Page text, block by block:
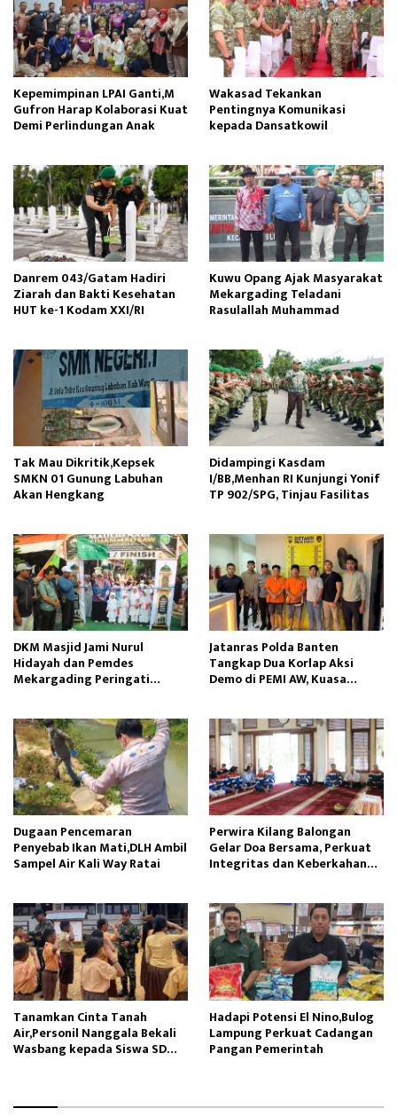
Kepemimpinan LPAI Ganti,M
Gufron Harap Kolaborasi Kuat
Demi Perlindungan Anak
Wakasad Tekankan
Pentingnya Komunikasi
kepada Dansatkowil
Danrem 043/Gatam Hadiri
Ziarah dan Bakti Kesehatan
HUT ke-1 Kodam XXI/RI
Kuwu Opang Ajak Masyarakat
Mekargading Teladani
Rasulallah Muhammad
Tak Mau Dikritik,Kepsek
SMKN 01 Gunung Labuhan
Akan Hengkang
Didampingi Kasdam
I/BB,Menhan RI Kunjungi Yonif
TP 902/SPG, Tinjau Fasilitas
DKM Masjid Jami Nurul
Hidayah dan Pemdes
Mekargading Peringati
Jatanras Polda Banten
Tangkap Dua Korlap Aksi
Demo di PEMI AW, Kuasa
Dugaan Pencemaran
Penyebab Ikan Mati,DLH Ambil
Sampel Air Kali Way Ratai
Perwira Kilang Balongan
Gelar Doa Bersama, Perkuat
Integritas dan Keberkahan
Tanamkan Cinta Tanah
Air,Personil Nanggala Bekali
Wasbang kepada Siswa SD
Hadapi Potensi El Nino,Bulog
Lampung Perkuat Cadangan
Pangan Pemerintah